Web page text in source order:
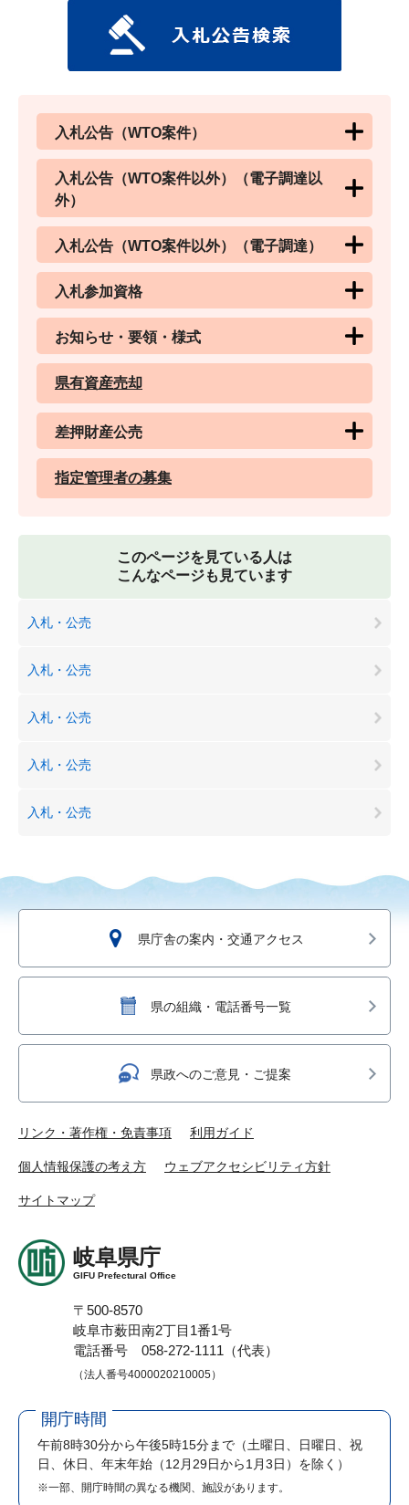
入札公告（WTO案件）
入札公告（WTO案件以外）（電子調達以
外）
入札公告（WTO案件以外）（電子調達）
入札参加資格
お知らせ・要領・様式
県有資産売却
差押財産公売
指定管理者の募集
このページを見ている人は
こんなページも見ています
入札・公売
入札・公売
入札・公売
入札・公売
入札・公売
県庁舎の案内・交通アクセス
県の組織・電話番号一覧
県政へのご意見・ご提案
リンク・著作権・免責事項 利用ガイド
個人情報保護の考え方 ウェブアクセシビリティ方針
サイトマップ
岐阜県庁
GIFU Prefectural Office
〒500-8570
岐阜市薮田南2丁目1番1号
電話番号 058-272-1111（代表）
（法人番号4000020210005）
開庁時間
午前8時30分から午後5時15分まで （土曜日、日曜日、祝
日、休日、年末年始（12月29日から1月3日）を除く）
※一部、開庁時間の異なる機関、施設があります。